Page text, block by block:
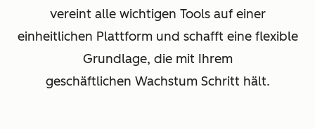
vereint alle wichtigen Tools auf einer
einheitlichen Plattform und schafft eine flexible
Grundlage, die mit Ihrem
geschäftlichen Wachstum Schritt hält.